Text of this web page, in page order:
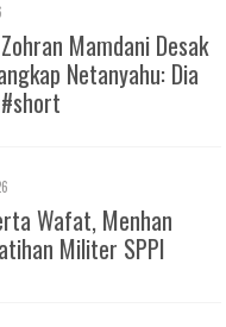
Mamdani Desak
Netanyahu: Dia
Wafat, Menhan
Militer SPPI